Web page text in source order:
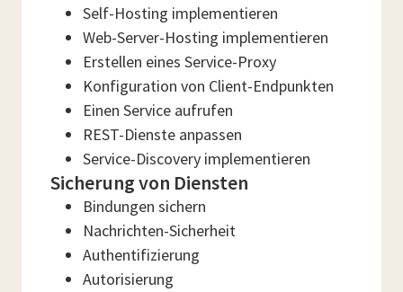
Self-Hosting implementieren
Web-Server-Hosting implementieren
Erstellen eines Service-Proxy
Konfiguration von Client-Endpunkten
Einen Service aufrufen
REST-Dienste anpassen
Service-Discovery implementieren
Sicherung von Diensten
Bindungen sichern
Nachrichten-Sicherheit
Authentifizierung
Autorisierung